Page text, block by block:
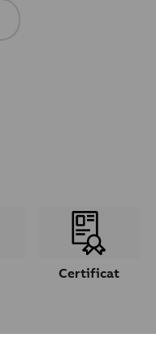
Certificat